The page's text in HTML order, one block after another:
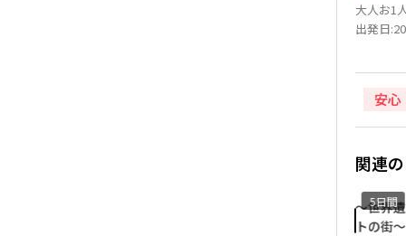
大人お1
出発日
安心
関連
～世界
トの街
5日間